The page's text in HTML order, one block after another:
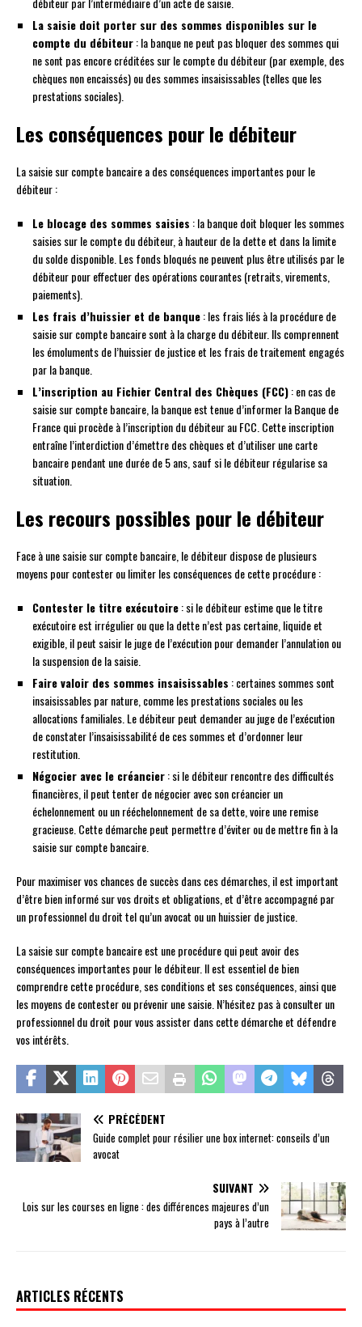
La saisie doit porter sur des sommes disponibles sur le
compte du débiteur: la banque ne peut pas bloquer des sommes qui
ne sont pas encore créditées sur le compte du débiteur (par exemple, des
chèques non encaissés) ou des sommes insaisissables (telles que les
prestations sociales).
Les conséquences pour le débiteur
La saisie sur compte bancaire a des conséquences importantes pour le
débiteur :
Le blocage des sommes saisies : la banque doit bloquer les sommes
saisies sur le compte du débiteur, à hauteur de la dette et dans la limite
du solde disponible. Les fonds bloqués ne peuvent plus être utilisés par le
débiteur pour effectuer des opérations courantes (retraits, virements,
paiements).
Les frais d’huissier et de banque: les frais liés à la procédure de
saisie sur compte bancaire sont à la charge du débiteur. Ils comprennent
les émoluments de l’huissier de justice et les frais de traitement engagés
par la banque.
L’inscription au Fichier Central des Chèques (FCC): en cas de
saisie sur compte bancaire, la banque est tenue d’informer la Banque de
France qui procède à l’inscription du débiteur au FCC. Cette inscription
entraîne l’interdiction d’émettre des chèques et d’utiliser une carte
bancaire pendant une durée de 5 ans, sauf si le débiteur régularise sa
situation.
Les recours possibles pour le débiteur
Face à une saisie sur compte bancaire, le débiteur dispose de plusieurs
moyens pour contester ou limiter les conséquences de cette procédure :
Contester le titre exécutoire: si le débiteur estime que le titre
exécutoire est irrégulier ou que la dette n’est pas certaine, liquide et
exigible, il peut saisir le juge de l’exécution pour demander l’annulation ou
la suspension de la saisie.
Faire valoir des sommes insaisissables : certaines sommes sont
insaisissables par nature, comme les prestations sociales ou les
allocations familiales. Le débiteur peut demander au juge de l’exécution
de constater l’insaisissabilité de ces sommes et d’ordonner leur
restitution.
Négocier avec le créancier: si le débiteur rencontre des difficultés
financières, il peut tenter de négocier avec son créancier un
échelonnement ou un rééchelonnement de sa dette, voire une remise
gracieuse. Cette démarche peut permettre d’éviter ou de mettre fin à la
saisie sur compte bancaire.
Pour maximiser vos chances de succès dans ces démarches, il est important
d’être bien informé sur vos droits et obligations, et d’être accompagné par
un professionnel du droit tel qu’un avocat ou un huissier de justice.
La saisie sur compte bancaire est une procédure qui peut avoir des
conséquences importantes pour le débiteur. Il est essentiel de bien
comprendre cette procédure, ses conditions et ses conséquences, ainsi que
les moyens de contester ou prévenir une saisie. N’hésitez pas à consulter un
professionnel du droit pour vous assister dans cette démarche et défendre
vos intérêts.
PRÉCÉDENT
Guide complet pour résilier une box internet: conseils d’un
avocat
SUIVANT
Lois sur les courses en ligne : des différences majeures d’un
pays à l’autre
ARTICLES RÉCENTS